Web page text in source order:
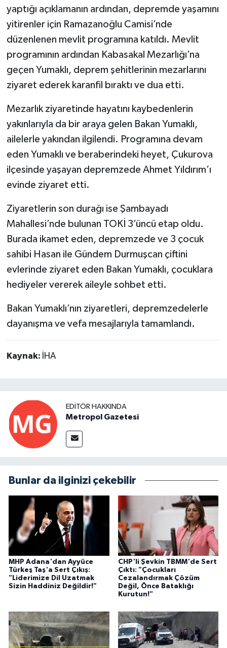
yaptığı açıklamanın ardından, depremde yaşamını
yitirenler için Ramazanoğlu Camisi’nde
düzenlenen mevlit programına katıldı. Mevlit
programının ardından Kabasakal Mezarlığı’na
geçen Yumaklı, deprem şehitlerinin mezarlarını
ziyaret ederek karanfil bıraktı ve dua etti.
Mezarlık ziyaretinde hayatını kaybedenlerin
yakınlarıyla da bir araya gelen Bakan Yumaklı,
ailelerle yakından ilgilendi. Programına devam
eden Yumaklı ve beraberindeki heyet, Çukurova
ilçesinde yaşayan depremzede Ahmet Yıldırım’ı
evinde ziyaret etti.
Ziyaretlerin son durağı ise Şambayadı
Mahallesi’nde bulunan TOKİ 3’üncü etap oldu.
Burada ikamet eden, depremzede ve 3 çocuk
sahibi Hasan ile Gündem Durmuşcan çiftini
evlerinde ziyaret eden Bakan Yumaklı, çocuklara
hediyeler vererek aileyle sohbet etti.
Bakan Yumaklı’nın ziyaretleri, depremzedelerle
dayanışma ve vefa mesajlarıyla tamamlandı.
Kaynak: İHA
EDITÖR HAKKINDA
Metropol Gazetesi
Bunlar da ilginizi çekebilir
MHP Adana'dan Ayyüce
Türkeş Taş'a Sert Çıkış:
"Liderimize Dil Uzatmak
Sizin Haddiniz Değildir!"
CHP'li Şevkin TBMM'de Sert
Çıktı: "Çocukları
Cezalandırmak Çözüm
Değil, Önce Bataklığı
Kurutun!"